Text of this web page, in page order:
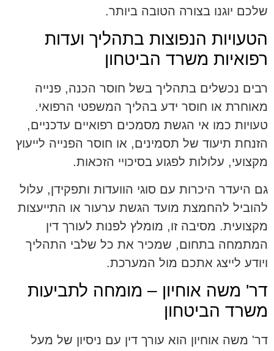
שלכם יוגנו בצורה הטובה ביותר.
הטעויות הנפוצות בתהליך ועדות
רפואיות משרד הביטחון
רבים נכשלים בתהליך בשל חוסר הכנה, פנייה
מאוחרת או חוסר ידע בהליך המשפטי הרפואי.
טעויות כמו אי הגשת מסמכים רפואיים עדכניים,
הזנחת תיעוד של תסמינים, או חוסר הפנייה לייעוץ
מקצועי, עלולות לפגוע בסיכויי הזכאות.
גם היעדר היכרות עם סוגי הוועדות ותפקידן, עלול
להוביל להחמצת מועד הגשת ערעור או התייעצות
מקצועית. מסיבה זו, מומלץ לפנות לעורך דין
המתמחה בתחום, שמכיר את כל שלבי התהליך
ויודע לייצג אתכם מול המערכת.
דר' משה אוחיון – מומחה לתביעות
משרד הביטחון
דר' משה אוחיון הוא עורך דין עם ניסיון של מעל